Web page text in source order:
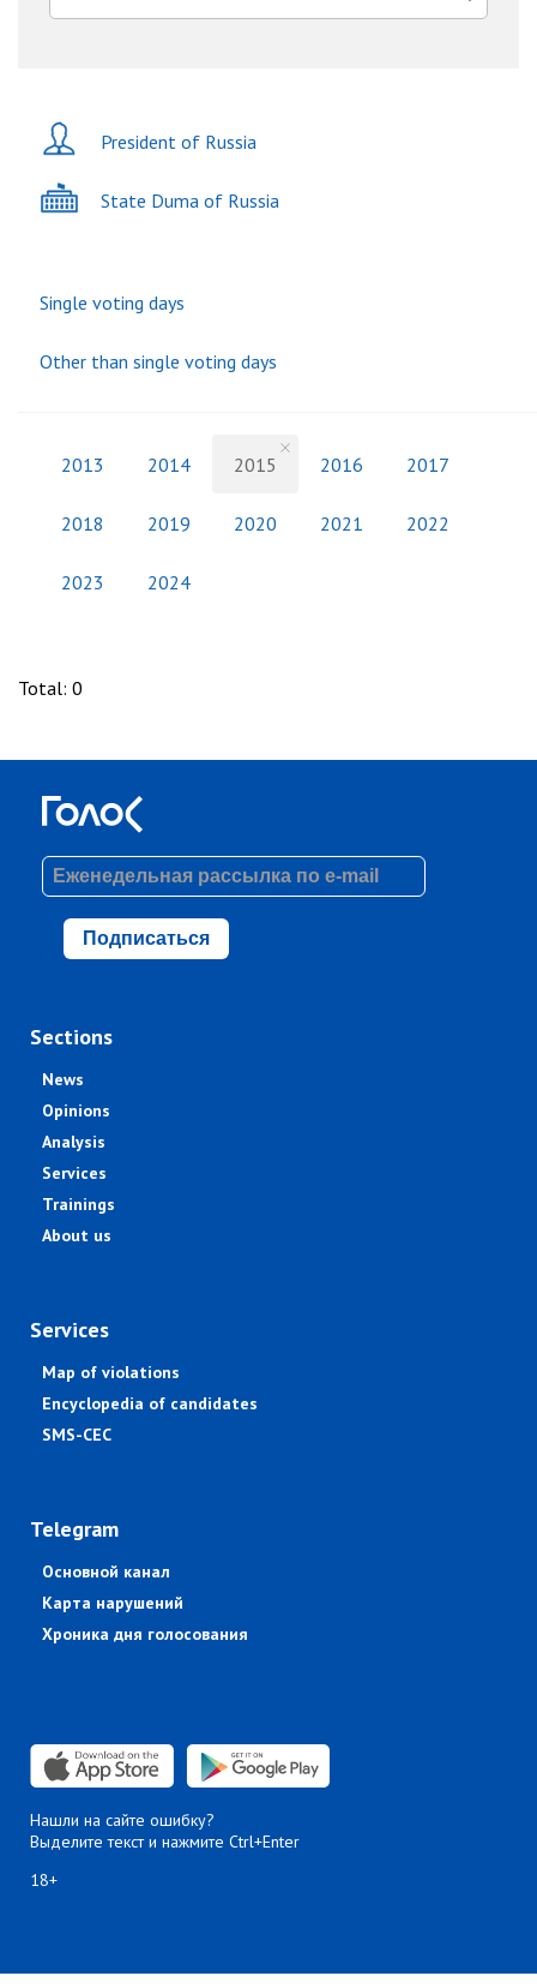
President of Russia
State Duma of Russia
Single voting days
Other than single voting days
2013 2014 2015 2016 2017
2018 2019 2020 2021 2022
2023 2024
Total: 0
Подписаться
Sections
News
Opinions
Analysis
Services
Trainings
About us
Services
Map of violations
Encyclopedia of candidates
SMS-CEC
Telegram
Основной канал
Карта нарушений
Хроника дня голосования
Нашли на сайте ошибку?
Выделите текст и нажмите Ctrl+Enter
18+